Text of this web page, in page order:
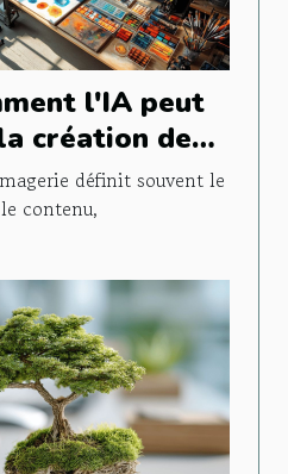
l'IA peut
création de
définit souvent le
contenu,